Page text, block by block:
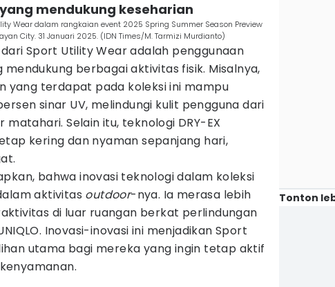
mendukung keseharian
Wear dalam rangkaian event 2025 Spring Summer Season Preview
City. 31 Januari 2025. (IDN Times/M. Tarmizi Murdianto)
Sport Utility Wear adalah penggunaan
berbagai aktivitas fisik. Misalnya,
yang terdapat pada koleksi ini mampu
sinar UV, melindungi kulit pengguna dari
Selain itu, teknologi DRY-EX
kering dan nyaman sepanjang hari,
bahwa inovasi teknologi dalam koleksi
aktivitas outdoor-nya. Ia merasa lebih
di luar ruangan berkat perlindungan
Inovasi-inovasi ini menjadikan Sport
utama bagi mereka yang ingin tetap aktif
Tonton